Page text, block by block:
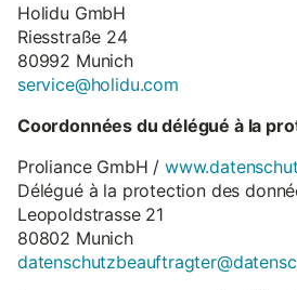
Holidu GmbH
Riesstraße 24
80992 Munich
service@holidu.com
Coordonnées du délégué à la
Proliance GmbH /
Délégué à la protection des
Leopoldstrasse 21
80802 Munich